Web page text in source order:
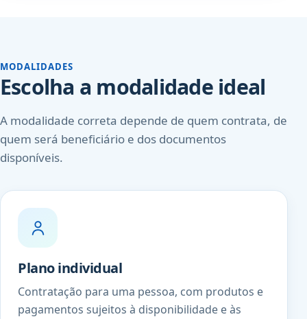
MODALIDADES
Escolha a modalidade ideal
A modalidade correta depende de quem contrata, de
quem será beneficiário e dos documentos
disponíveis.
Plano individual
Contratação para uma pessoa, com produtos e
pagamentos sujeitos à disponibilidade e às